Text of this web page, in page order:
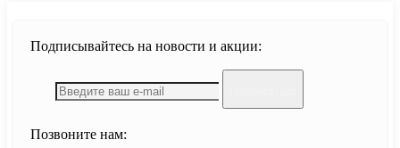
Подписывайтесь на новости и акции:
Позвоните нам: